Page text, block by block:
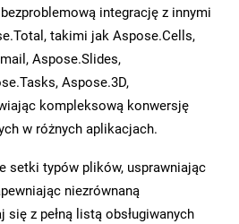
integrację z innymi
takimi jak Aspose.Cells,
Aspose.Slides,
Aspose.3D,
kompleksową konwersję
w różnych aplikacjach.
setki typów plików, usprawniając
niezrównaną
z pełną listą obsługiwanych